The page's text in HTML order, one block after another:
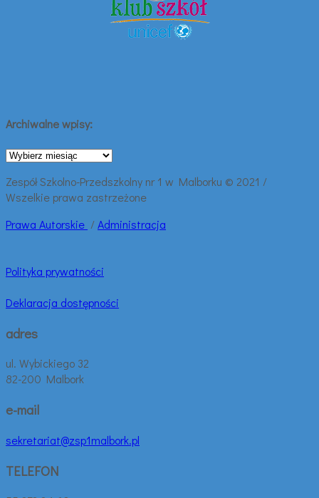
Archiwalne wpisy:
Archiwalne
Zespół Szkolno-Przedszkolny nr 1 w Malborku © 2021 /
Wszelkie prawa zastrzeżone
Prawa Autorskie /Administracja
Polityka prywatności
Deklaracja dostępności
adres
ul. Wybickiego 32
82-200 Malbork
e-mail
sekretariat@zsp1malbork.pl
TELEFON